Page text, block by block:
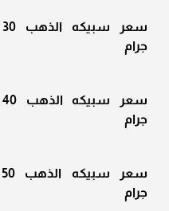
سعر سبيكه الذهب 30
جرام
سعر سبيكه الذهب 40
جرام
سعر سبيكه الذهب 50
جرام